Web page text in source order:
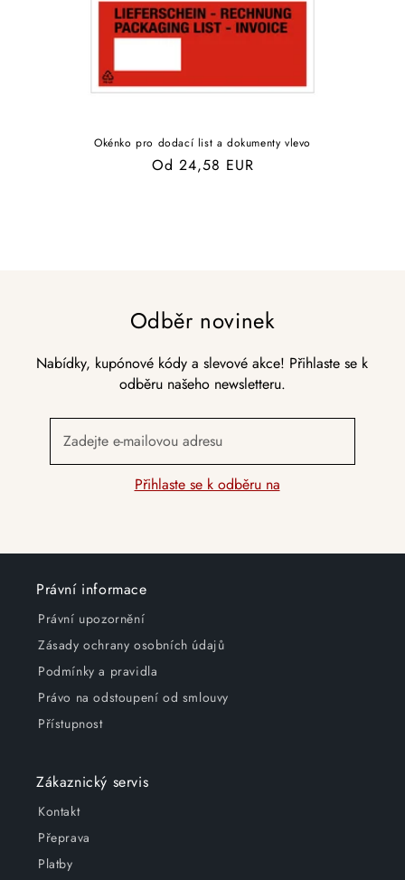
Okénko pro dodací list a dokumenty vlevo
Běžná
Od 24,58 EUR
Odběr novinek
Nabídky, kupónové kódy a slevové akce! Přihlaste se k
odběru našeho newsletteru.
Zadejte e-mailovou adresu
Přihlaste se k odběru na
Právní informace
Právní upozornění
Zásady ochrany osobních údajů
Podmínky a pravidla
Právo na odstoupení od smlouvy
Přístupnost
Zákaznický servis
Kontakt
Přeprava
Platby